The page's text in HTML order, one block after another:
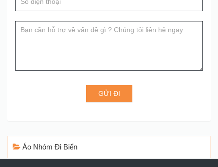
this
blank.
GỬI ĐI
Áo Nhóm Đi Biển